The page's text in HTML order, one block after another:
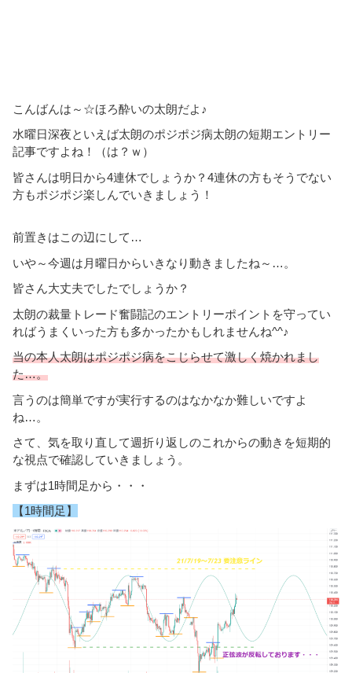
こんばんは～☆ほろ酔いの太朗だよ♪
水曜日深夜といえば太朗のポジポジ病太朗の短期エントリー
記事ですよね！（は？ｗ）
皆さんは明日から4連休でしょうか？4連休の方もそうでない
方もポジポジ楽しんでいきましょう！
前置きはこの辺にして…
いや～今週は月曜日からいきなり動きましたね～…。
皆さん大丈夫でしたでしょうか？
太朗の裁量トレード奮闘記のエントリーポイントを守ってい
ればうまくいった方も多かったかもしれませんね^^♪
当の本人太朗はポジポジ病をこじらせて激しく焼かれまし
た…。
言うのは簡単ですが実行するのはなかなか難しいですよ
ね…。
さて、気を取り直して週折り返しのこれからの動きを短期的
な視点で確認していきましょう。
まずは1時間足から・・・
【1時間足】